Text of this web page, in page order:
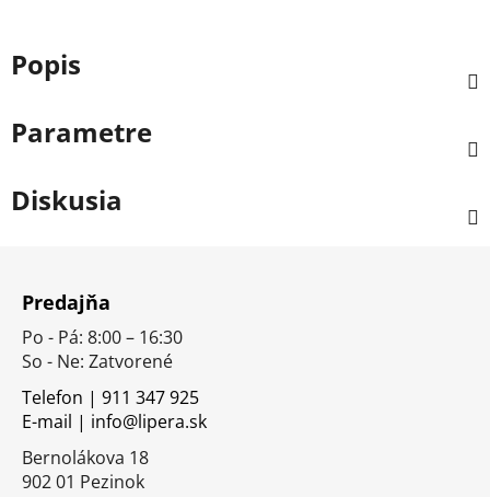
Popis
Parametre
Diskusia
Predajňa
Po - Pá: 8:00 – 16:30
So - Ne: Zatvorené
Telefon | 911 347 925
E-mail | info@lipera.sk
Bernolákova 18
902 01 Pezinok